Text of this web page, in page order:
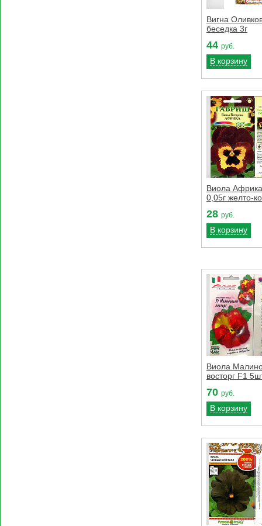
Вигна
беседка 3г
44 руб.
В корзину
Виола
0,05г желто-
28 руб.
В корзину
Виола
восторг F1
70 руб.
В корзину